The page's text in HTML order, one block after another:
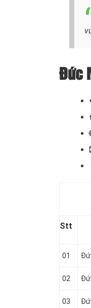
Đức
Stt
01
02
03